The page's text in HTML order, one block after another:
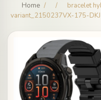
Home / /
bracelet
variant_2150237VX-175-